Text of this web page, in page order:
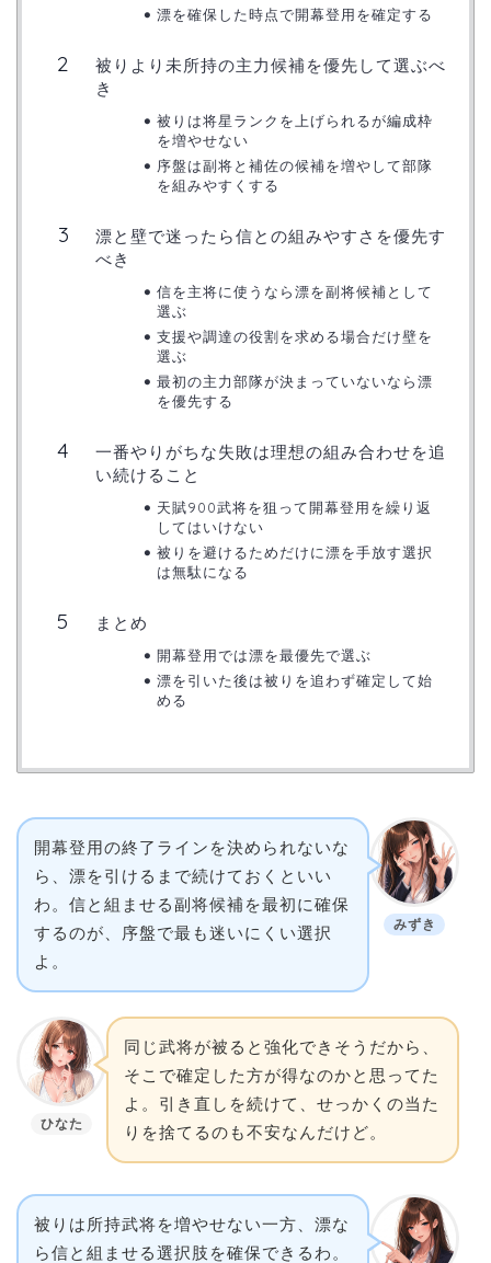
漂を確保した時点で開幕登用を確定する
被りより未所持の主力候補を優先して選ぶべ
き
被りは将星ランクを上げられるが編成枠
を増やせない
序盤は副将と補佐の候補を増やして部隊
を組みやすくする
漂と壁で迷ったら信との組みやすさを優先す
べき
信を主将に使うなら漂を副将候補として
選ぶ
支援や調達の役割を求める場合だけ壁を
選ぶ
最初の主力部隊が決まっていないなら漂
を優先する
一番やりがちな失敗は理想の組み合わせを追
い続けること
天賦900武将を狙って開幕登用を繰り返
してはいけない
被りを避けるためだけに漂を手放す選択
は無駄になる
まとめ
開幕登用では漂を最優先で選ぶ
漂を引いた後は被りを追わず確定して始
める
みずき
開幕登用の終了ラインを決められないな
ら、漂を引けるまで続けておくといい
わ。信と組ませる副将候補を最初に確保
するのが、序盤で最も迷いにくい選択
よ。
ひなた
同じ武将が被ると強化できそうだから、
そこで確定した方が得なのかと思ってた
よ。引き直しを続けて、せっかくの当た
りを捨てるのも不安なんだけど。
被りは所持武将を増やせない一方、漂な
ら信と組ませる選択肢を確保できるわ。